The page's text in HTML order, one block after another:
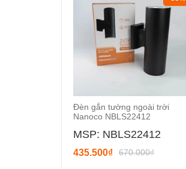
Đèn gắn tường ngoài trời
Nanoco NBLS22412
MSP: NBLS22412
435.500₫ 670.000₫